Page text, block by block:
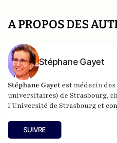
A PROPOS DES
Stéphane Gayet
Stéphane Gayet est médecin
universitaires) de Strasbourg,
l'Université de Strasbourg et
SUIVRE